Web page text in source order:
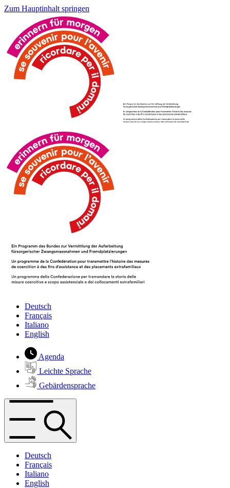
Zum Hauptinhalt springen
Deutsch
Français
Italiano
English
Agenda
Leichte Sprache
Gebärdensprache
Deutsch
Français
Italiano
English